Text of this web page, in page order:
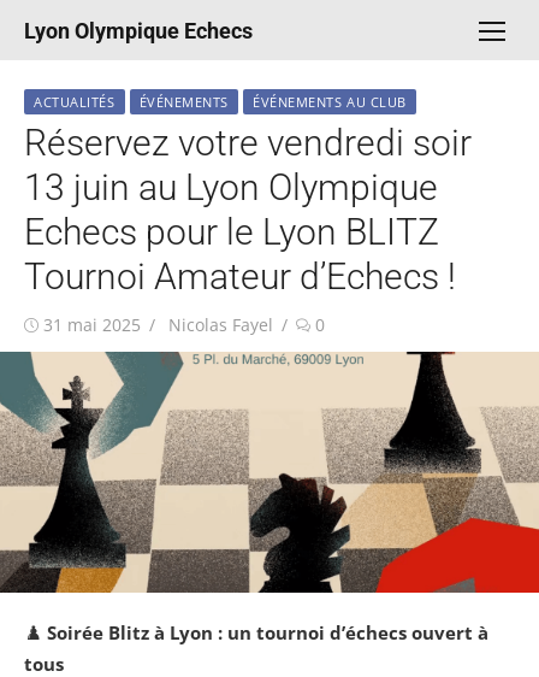
Lyon Olympique Echecs
ACTUALITÉS ÉVÉNEMENTS ÉVÉNEMENTS AU CLUB
Réservez votre vendredi soir
13 juin au Lyon Olympique
Echecs pour le Lyon BLITZ
Tournoi Amateur d’Echecs !
Publié
le
31 mai 2025 Auteur/autrice
Nicolas Fayel 0
♟️ Soirée Blitz à Lyon : un tournoi d’échecs ouvert à
tous